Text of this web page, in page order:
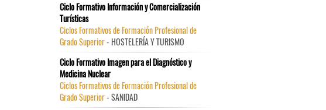
Ciclo Formativo Información y Comercialización
Turísticas
Ciclos Formativos de Formación Profesional de
Grado Superior- HOSTELERÍA Y TURISMO
Ciclo Formativo Imagen para el Diagnóstico y
Medicina Nuclear
Ciclos Formativos de Formación Profesional de
Grado Superior- SANIDAD